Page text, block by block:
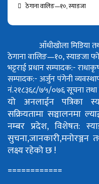
ठेगाना वालिङ—१०, स्याङजा
आँधीखोला मिडिया
ठेगाना वालिङ—१०, स्याङजा
भट्टराईप्रधान सम्पादक:-
सम्पादक:- अर्जुन पंगेनी
नं.२१८३६८/७५/०७६सूचना तथा
यो अनलाईन पत्रिका
सक्रियतामा सञ्चालनमा
नम्बर प्रदेश, विशेषत:
सुचना,जानकारी,मनोरञ्जन
लक्ष्य रहेको छ !
============